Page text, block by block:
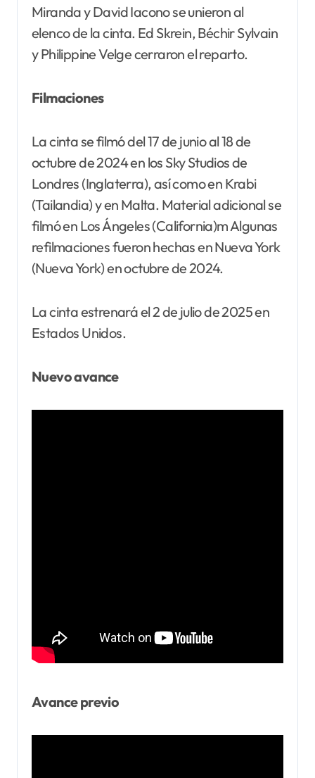
Miranda y David Iacono se unieron al
elenco de la cinta. Ed Skrein, Béchir Sylvain
y Philippine Velge cerraron el reparto.
Filmaciones
La cinta se filmó del 17 de junio al 18 de
octubre de 2024 en los Sky Studios de
Londres (Inglaterra), así como en Krabi
(Tailandia) y en Malta. Material adicional se
filmó en Los Ángeles (California)m Algunas
refilmaciones fueron hechas en Nueva York
(Nueva York) en octubre de 2024.
La cinta estrenará el 2 de julio de 2025 en
Estados Unidos.
Nuevo avance
Avance previo